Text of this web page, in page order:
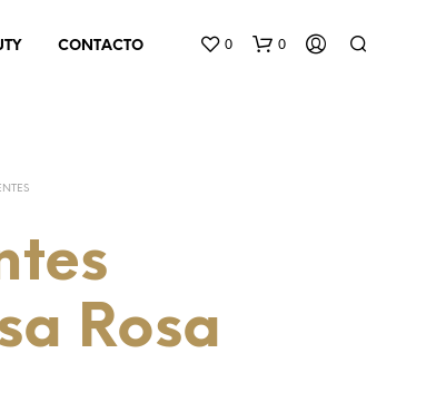
CONTACTO 0 0
Rosa